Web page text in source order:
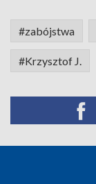
#zabójstwa
#Krzysztof J.